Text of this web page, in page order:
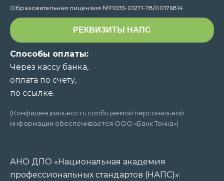
Образовательная лицензия №Л035-01271-78/00176814
РЕКВИЗИТЫ НАПС
Способы оплаты:
Через кассу банка,
оплата по счету,
по ссылке.
(Конфиденциальность сообщаемой персональной
информации обеспечивается ООО «Банк Точка»)
АНО ДПО «Национальная академия
профессиональных стандартов (НАПС)»: